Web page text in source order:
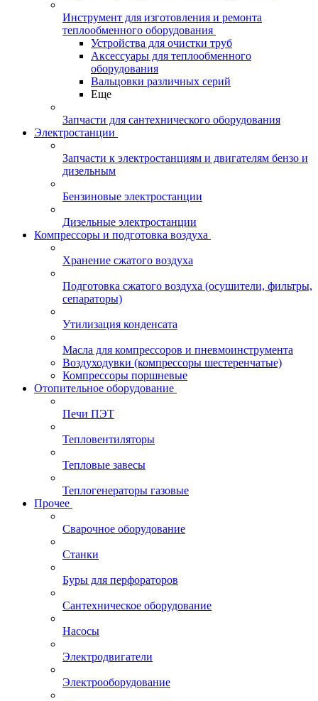
Инструмент для изготовления и ремонта
теплообменного оборудования
Устройства для очистки труб
Аксессуары для теплообменного
оборудования
Вальцовки различных серий
Еще
Запчасти для сантехнического оборудования
Электростанции
Запчасти к электростанциям и двигателям бензо и
дизельным
Бензиновые электростанции
Дизельные электростанции
Компрессоры и подготовка воздуха
Хранение сжатого воздуха
Подготовка сжатого воздуха (осушители, фильтры,
сепараторы)
Утилизация конденсата
Масла для компрессоров и пневмоинструмента
Воздуходувки (компрессоры шестеренчатые)
Компрессоры поршневые
Отопительное оборудование
Печи ПЭТ
Тепловентиляторы
Тепловые завесы
Теплогенераторы газовые
Прочее
Сварочное оборудование
Станки
Буры для перфораторов
Сантехническое оборудование
Насосы
Электродвигатели
Электрооборудование